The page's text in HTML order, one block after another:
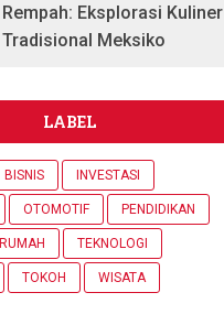
Rempah: Eksplorasi Kuliner
Tradisional Meksiko
LABEL
BISNIS INVESTASI
OTOMOTIF PENDIDIKAN
RUMAH TEKNOLOGI
TOKOH WISATA